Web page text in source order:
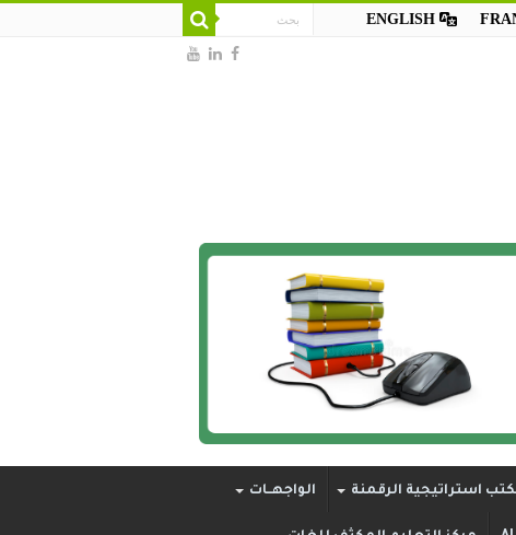
ENGLISH
استراتيجية الرقمنة الواجهــات